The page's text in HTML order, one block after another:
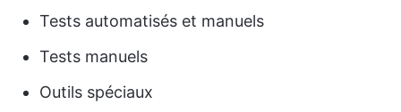
Tests automatisés et manuels
Tests manuels
Outils spéciaux